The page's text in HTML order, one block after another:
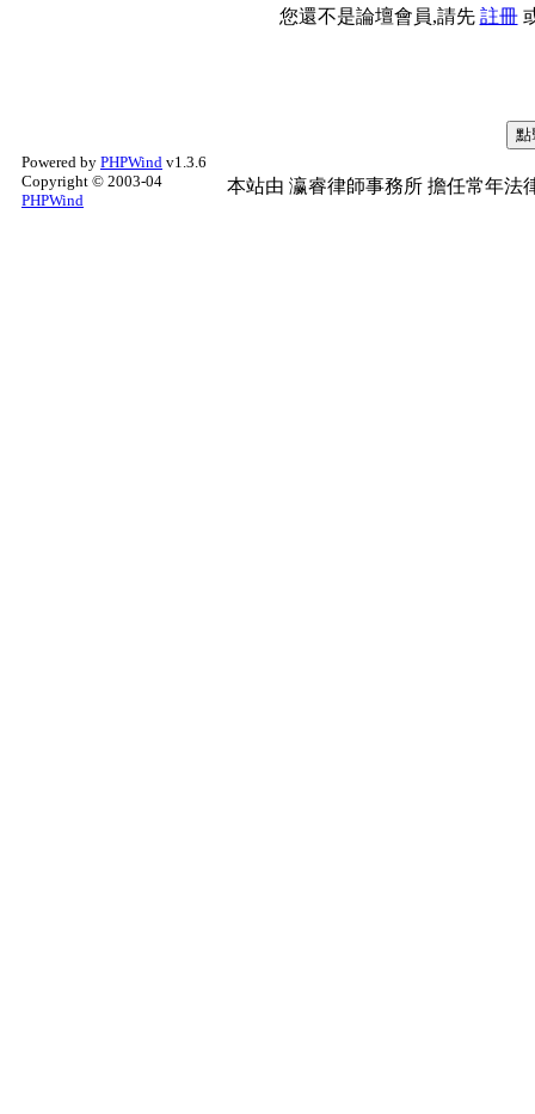
您還不是論壇會員,請先 註冊
Powered by PHPWind v1.3.6
Copyright © 2003-04
PHPWind
本站由 瀛睿律師事務所 擔任常年法